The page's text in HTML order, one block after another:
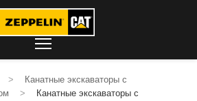
>
Канатные экскаваторы с
>
Канатные экскаваторы с